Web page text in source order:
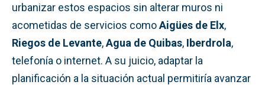
urbanizar estos espacios sin alterar muros ni
acometidas de servicios comoAigües de Elx,
Riegos de Levante,Agua de Quibas, Iberdrola,
telefonía o internet. A su juicio, adaptar la
planificación a la situación actual permitiría avanzar